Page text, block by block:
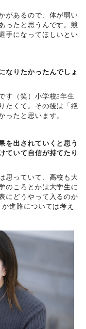
があるので、体が弱い
ったと思うんです。競
手になってほしいとい
なりたかったんでしょ
す（笑）小学校2年生
たくて。その後は「絶
ったと思います。
を出されていくと思う
ていて自信が持てたり
思っていて、高校も大
のころとかは大学生に
にどうやって入るのか
進路については考え